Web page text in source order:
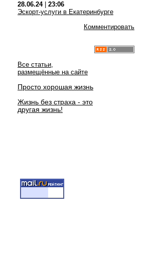
28.06.24| 23:06
Эскорт-услуги в Екатеринбурге
Комментировать
Все статьи,
размещённые на сайте
Просто хорошая жизнь
Жизнь без страха - это
другая жизнь!